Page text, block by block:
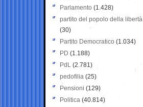
Parlamento (1.428)
partito del popolo della libertà
(30)
Partito Democratico (1.034)
PD (1.188)
PdL (2.781)
pedofilia (25)
Pensioni (129)
Politica (40.814)